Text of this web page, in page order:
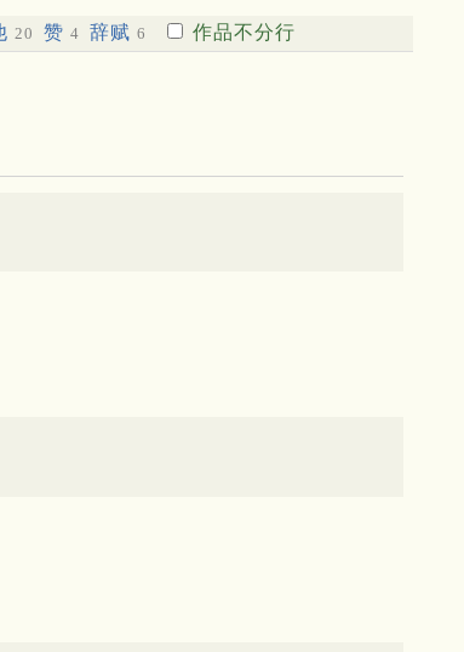
20 赞 4 辞赋 6 作品不分行